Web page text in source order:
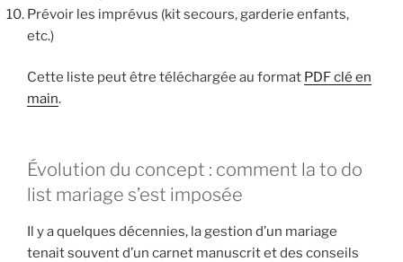
Prévoir les imprévus (kit secours, garderie enfants,
etc.)
Cette liste peut être téléchargée au format PDF clé en
main.
Évolution du concept : comment la to do
list mariage s’est imposée
Il y a quelques décennies, la gestion d’un mariage
tenait souvent d’un carnet manuscrit et des conseils